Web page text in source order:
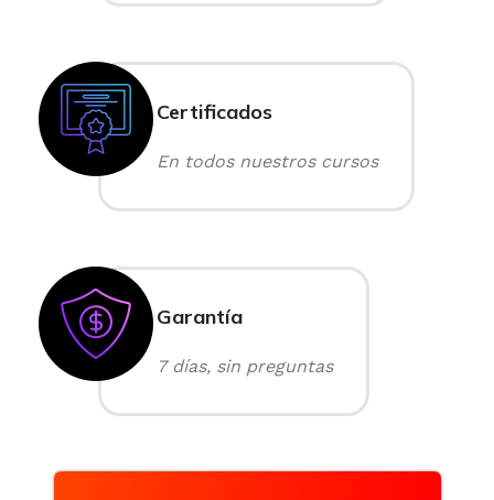
Certificados
En todos nuestros cursos
Garantía
7 días, sin preguntas